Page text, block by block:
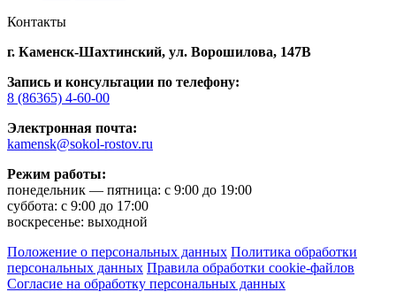
Контакты
г. Каменск-Шахтинский, ул. Ворошилова, 147В
Запись и консультации по телефону:
8 (86365) 4-60-00
Электронная почта:
kamensk@sokol-rostov.ru
Режим работы:
понедельник — пятница: с 9:00 до 19:00
суббота: с 9:00 до 17:00
воскресенье: выходной
Положение о персональных данных Политика обработки
персональных данных Правила обработки cookie-файлов
Согласие на обработку персональных данных